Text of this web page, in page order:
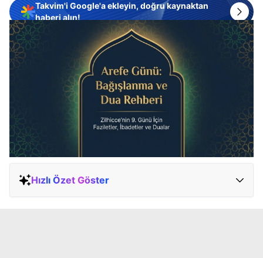
Takvim'i Google'a ekleyin, doğru kaynaktan
haberi alın!
Hızlı Özet Göster